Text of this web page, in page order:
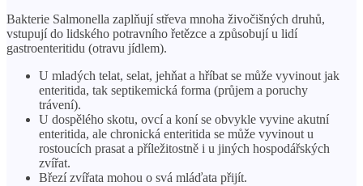
Bakterie Salmonella zaplňují střeva mnoha živočišných druhů,
vstupují do lidského potravního řetězce a způsobují u lidí
gastroenteritidu (otravu jídlem).
U mladých telat, selat, jehňat a hříbat se může vyvinout jak
enteritida, tak septikemická forma (průjem a poruchy
trávení).
U dospělého skotu, ovcí a koní se obvykle vyvine akutní
enteritida, ale chronická enteritida se může vyvinout u
rostoucích prasat a příležitostně i u jiných hospodářských
zvířat.
Březí zvířata mohou o svá mláďata přijít.